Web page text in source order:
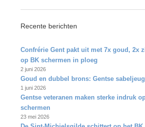
Recente berichten
Confrérie Gent pakt uit met 7x goud, 2x
op BK schermen in ploeg
2 juni 2026
Goud en dubbel brons: Gentse
1 juni 2026
Gentse veteranen maken sterke indruk
schermen
23 mei 2026